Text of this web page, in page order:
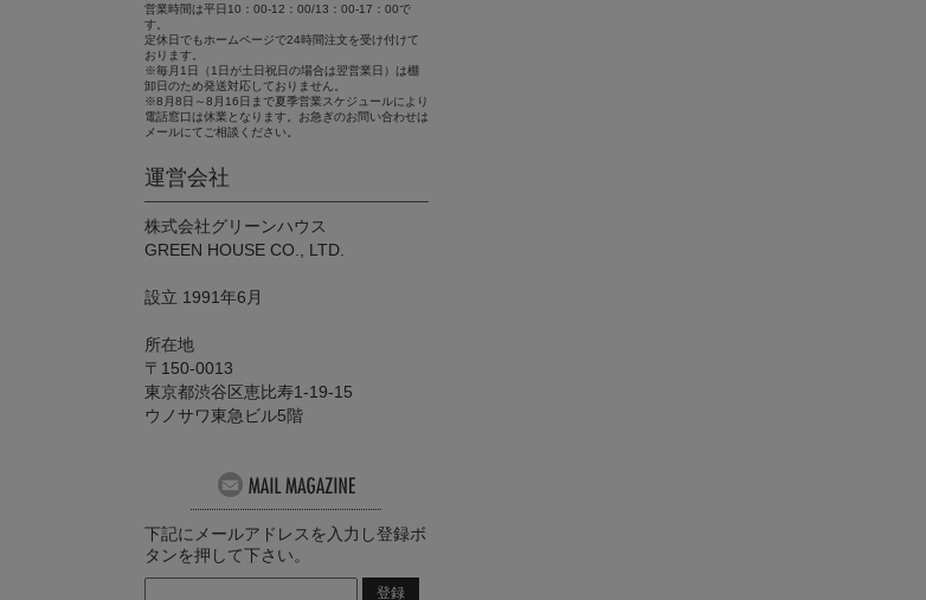
営業時間は平日10：00-12：00/13：00-17：00で
す。
定休日でもホームページで24時間注文を受け付けて
おります。
※毎月1日（1日が土日祝日の場合は翌営業日）は棚
卸日のため発送対応しておりません。
※8月8日～8月16日まで夏季営業スケジュールにより
電話窓口は休業となります。お急ぎのお問い合わせは
メールにてご相談ください。
運営会社
株式会社グリーンハウス
GREEN HOUSE CO., LTD.
設立 1991年6月
所在地
〒150-0013
東京都渋谷区恵比寿1-19-15
ウノサワ東急ビル5階
下記にメールアドレスを入力し登録ボ
タンを押して下さい。